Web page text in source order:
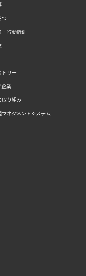
つ
・行動指針
トリー
企業
取り組み
マネジメントシステム